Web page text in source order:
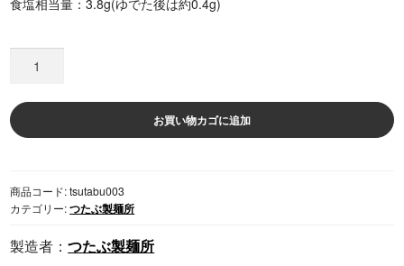
製
麺
し
め
ん
(乾
お買い物カゴに追加
商品コード:tsutabu003
カテゴリー:つたぶ製麺所
つたぶ製麺所